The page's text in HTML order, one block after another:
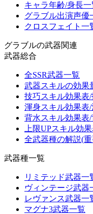
キャラ年齢/身長一
グラブル出演声優
クロスフェイト一
グラブルの武器関連
武器総合
全SSR武器一覧
武器スキルの効果
技巧スキル効果表
渾身スキル効果表
背水スキル効果表
上限UPスキル効
全武器種の解説(
武器種一覧
リミテッド武器一
ヴィンテージ武器
レヴァンス武器一
マグナ3武器一覧